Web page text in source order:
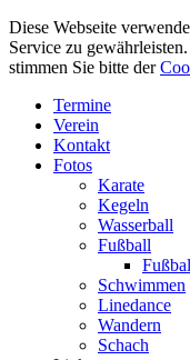
Diese Webseite
Service zu
stimmen Sie bitte der
Termine
Verein
Kontakt
Fotos
Karate
Kegeln
Wasserball
Fußball
Schwimmen
Linedance
Wandern
Schach